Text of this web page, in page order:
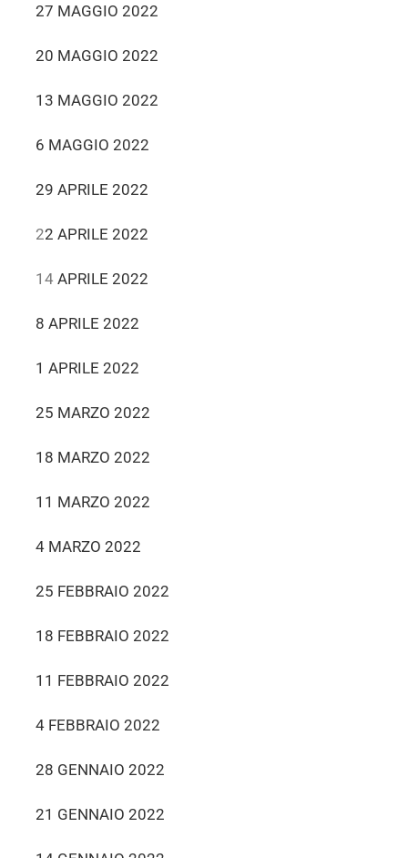
27 MAGGIO 2022
20 MAGGIO 2022
13 MAGGIO 2022
6 MAGGIO 2022
29 APRILE 2022
22 APRILE 2022
14 APRILE 2022
8 APRILE 2022
1 APRILE 2022
25 MARZO 2022
18 MARZO 2022
11 MARZO 2022
4 MARZO 2022
25 FEBBRAIO 2022
18 FEBBRAIO 2022
11 FEBBRAIO 2022
4 FEBBRAIO 2022
28 GENNAIO 2022
21 GENNAIO 2022